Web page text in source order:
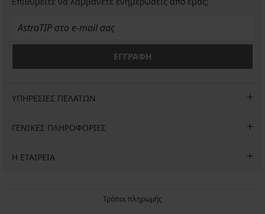
ΕΓΓΡΑΦΗ
ΥΠΗΡΕΣΙΕΣ ΠΕΛΑΤΩΝ
ΓΕΝΙΚΕΣ ΠΛΗΡΟΦΟΡΙΕΣ
Η ΕΤΑΙΡΕΙΑ
Τρόποι πληρωμής